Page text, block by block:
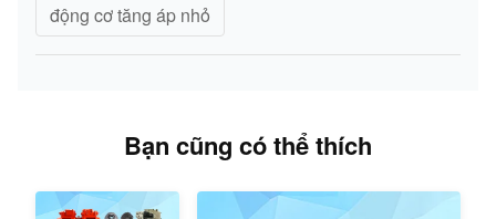
động cơ tăng áp nhỏ
Bạn cũng có thể thích